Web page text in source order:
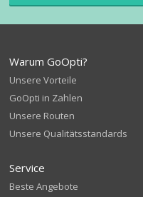
Warum GoOpti?
Unsere Vorteile
GoOpti in Zahlen
Unsere Routen
Unsere Qualitätsstandards
Service
Beste Angebote